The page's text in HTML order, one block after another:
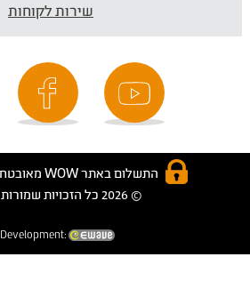
שירות לקוחות
התשלום באתר WOW מאובטח בטכנולוגית SSL
© 2026 כל הזכויות שמורות
Development: